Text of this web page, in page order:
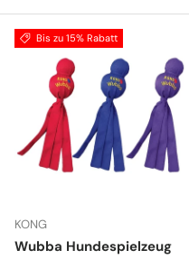
Bis zu 15% Rabatt
KONG
Wubba Hundespielzeug